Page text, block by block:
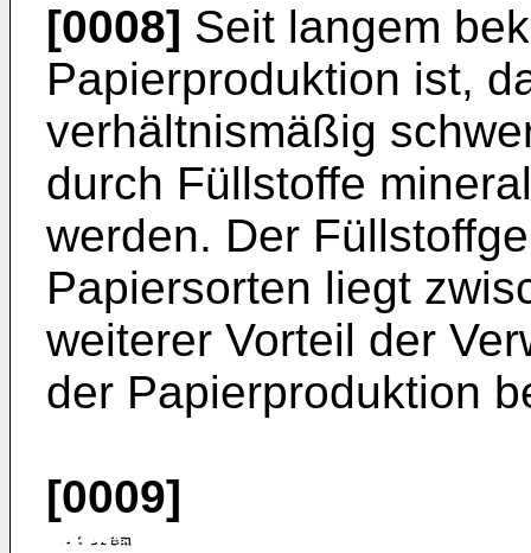
[0008] Seit langem
Papierproduktion ist,
verhältnismäßig
durch Füllstoffe
werden. Der
Papiersorten liegt
weiterer Vorteil der
der Papierproduktion
[0009]